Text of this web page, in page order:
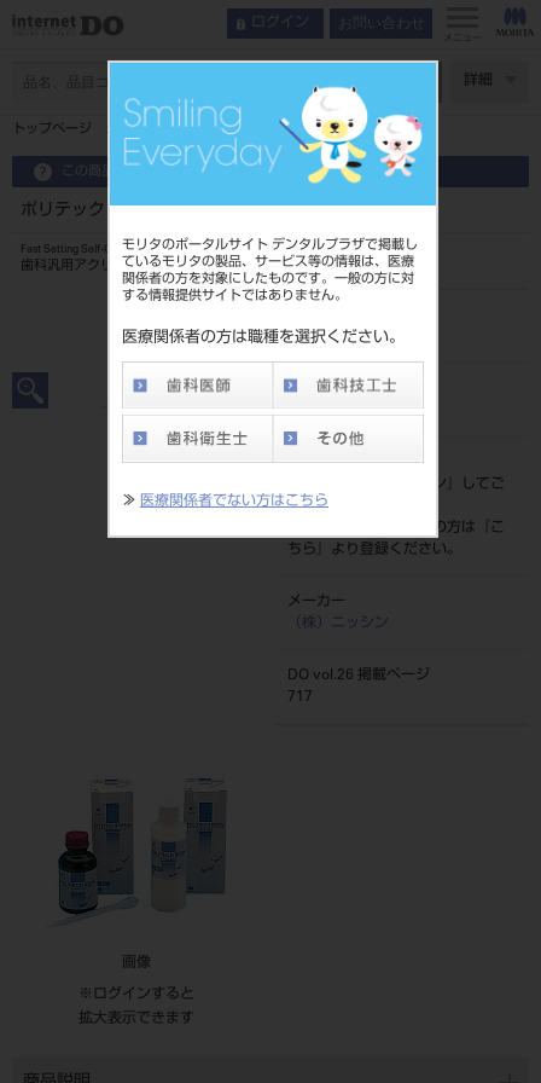
モリタのポータルサイト デンタルプラザで掲載し
ているモリタの製品、サービス等の情報は、医療
関係者の方を対象にしたものです。一般の方に対
する情報提供サイトではありません。
医療関係者の方は職種を選択ください。
≫ 医療関係者でない方はこちら
ログイン お問い合わせ
メニュー
詳細
トップページ ポリテックレジン （液）100mL
この商品に関するお問い合わせ
ポリテックレジン （液）100mL
Fast Setting Self-Curing Resin
歯科汎用アクリル系レジン
204510586
JAN/EANコード
標準価格
ログイン
』してご
覧ください。
ネット会員登録がまだの方は『
こ
ちら
』より登録ください。
メーカー
（株）ニッシン
DO vol.26 掲載ページ
717
画像
※ログインすると
拡大表示できます